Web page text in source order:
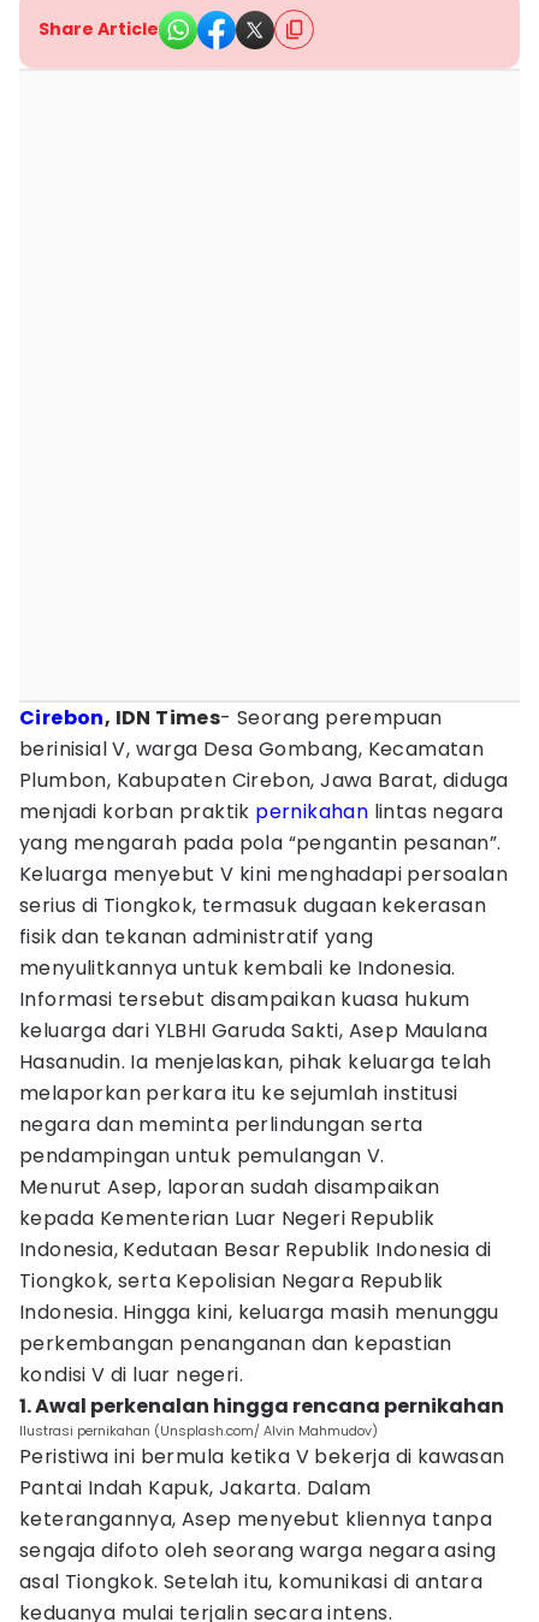
Share Article
Cirebon, IDN Times- Seorang perempuan
berinisial V, warga Desa Gombang, Kecamatan
Plumbon, Kabupaten Cirebon, Jawa Barat, diduga
menjadi korban praktik pernikahan lintas negara
yang mengarah pada pola “pengantin pesanan”.
Keluarga menyebut V kini menghadapi persoalan
serius di Tiongkok, termasuk dugaan kekerasan
fisik dan tekanan administratif yang
menyulitkannya untuk kembali ke Indonesia.
Informasi tersebut disampaikan kuasa hukum
keluarga dari YLBHI Garuda Sakti, Asep Maulana
Hasanudin. Ia menjelaskan, pihak keluarga telah
melaporkan perkara itu ke sejumlah institusi
negara dan meminta perlindungan serta
pendampingan untuk pemulangan V.
Menurut Asep, laporan sudah disampaikan
kepada Kementerian Luar Negeri Republik
Indonesia, Kedutaan Besar Republik Indonesia di
Tiongkok, serta Kepolisian Negara Republik
Indonesia. Hingga kini, keluarga masih menunggu
perkembangan penanganan dan kepastian
kondisi V di luar negeri.
1. Awal perkenalan hingga rencana pernikahan
Ilustrasi pernikahan (Unsplash.com/ Alvin Mahmudov)
Peristiwa ini bermula ketika V bekerja di kawasan
Pantai Indah Kapuk, Jakarta. Dalam
keterangannya, Asep menyebut kliennya tanpa
sengaja difoto oleh seorang warga negara asing
asal Tiongkok. Setelah itu, komunikasi di antara
keduanya mulai terjalin secara intens.